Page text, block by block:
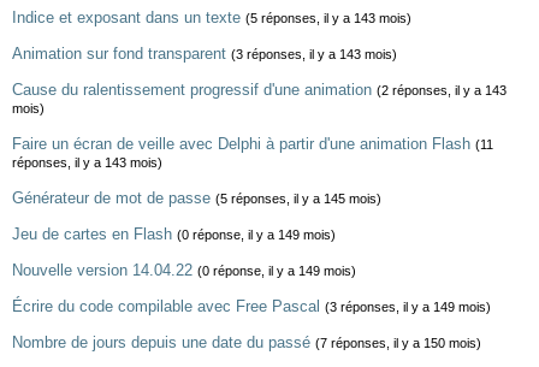
Indice et exposant dans un texte (5 réponses, il y a 143 mois)
Animation sur fond transparent (3 réponses, il y a 143 mois)
Cause du ralentissement progressif d'une animation (2 réponses, il y a 143
mois)
Faire un écran de veille avec Delphi à partir d'une animation Flash (11
réponses, il y a 143 mois)
Générateur de mot de passe (5 réponses, il y a 145 mois)
Jeu de cartes en Flash (0 réponse, il y a 149 mois)
Nouvelle version 14.04.22 (0 réponse, il y a 149 mois)
Écrire du code compilable avec Free Pascal (3 réponses, il y a 149 mois)
Nombre de jours depuis une date du passé (7 réponses, il y a 150 mois)